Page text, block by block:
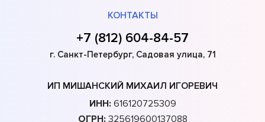
КОНТАКТЫ
+7 (812) 604-84-57
г. Санкт-Петербург, Садовая улица, 71
ИП МИШАНСКИЙ МИХАИЛ ИГОРЕВИЧ
ИНН: 616120725309
ОГРН: 325619600137088